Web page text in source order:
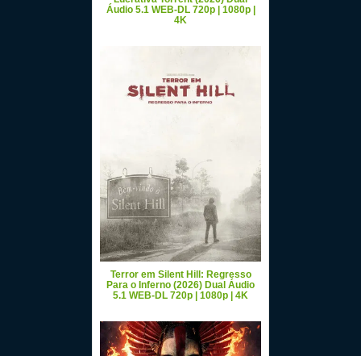
Áudio 5.1 WEB-DL 720p | 1080p |
4K
Terror em Silent Hill: Regresso
Para o Inferno (2026) Dual Áudio
5.1 WEB-DL 720p | 1080p | 4K